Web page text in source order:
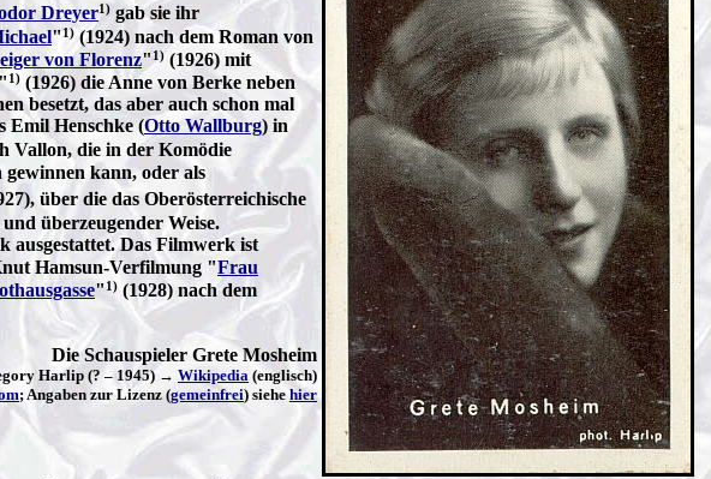
Dreyer1) gab sie ihr
"1) (1924) nach dem Roman von
von Florenz" 1) (1926) mit
1) (1926) die Anne von Berke neben
besetzt, das aber auch schon mal
Emil Henschke (Otto Wallburg) in
Vallon, die in der Komödie
gewinnen kann, oder als
über die das Oberösterreichische
überzeugender Weise.
ausgestattet. Das Filmwerk ist
Hamsun-Verfilmung "Frau
" 1) (1928) nach dem
Die Schauspieler Grete Mosheim
Harlip (? – 1945) → Wikipedia (englisch)
; Angaben zur Lizenz (gemeinfrei) siehe hier